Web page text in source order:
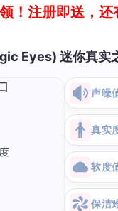
！注册即送，
Eyes) 迷你真实
声噪
真实
软度
保洁